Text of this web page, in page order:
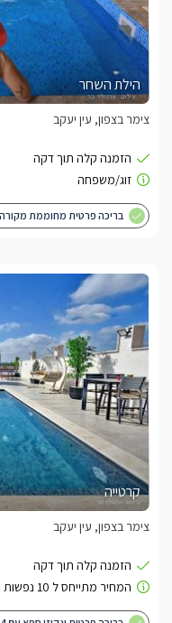
הילת השחר
צימר בצפון, עין יעקב
בריכה פרטית מחוממת מקורה
קרטייה
צימר בצפון, עין יעקב